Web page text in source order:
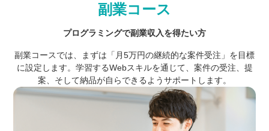
副業コース
プログラミングで副業収入を得たい方
副業コースでは、まずは「月5万円の継続的な案件受注」を目標
に設定します。学習するWebスキルを通じて、案件の受注、提
案、そして納品が自らできるようサポートします。